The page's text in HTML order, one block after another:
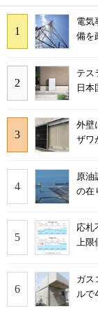
電気
備を
テス
日本
外壁
ザワ
原油
の在
応札
上限
ガス
ルで